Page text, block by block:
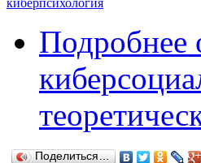
киберпсихология
Подробнее
Поделиться…